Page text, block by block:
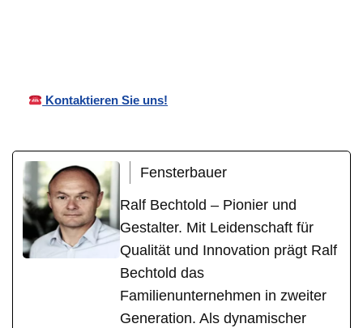
Kontaktieren Sie uns!
Fensterbauer
Ralf Bechtold – Pionier und
Gestalter. Mit Leidenschaft für
Qualität und Innovation prägt Ralf
Bechtold das
Familienunternehmen in zweiter
Generation. Als dynamischer